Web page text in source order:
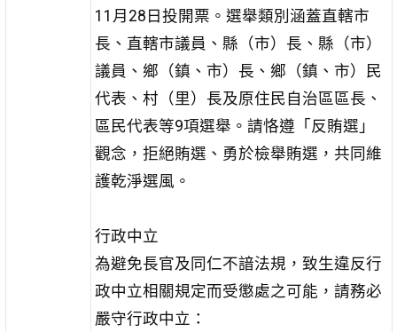
11月28日投開票。選舉類別涵蓋直轄市
長、直轄市議員、縣（市）長、縣（市）
議員、鄉（鎮、市）長、鄉（鎮、市）民
代表、村（里）長及原住民自治區區長、
區民代表等9項選舉。請恪遵「反賄選」
觀念，拒絕賄選、勇於檢舉賄選，共同維
護乾淨選風。
行政中立
為避免長官及同仁不諳法規，致生違反行
政中立相關規定而受懲處之可能，請務必
嚴守行政中立：